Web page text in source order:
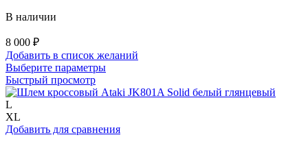
В наличии
8 000 ₽
Добавить в список желаний
Выберите параметрыЭтот
имеет
Опции
Быстрый просмотр
L
XL
Добавить для сравнения